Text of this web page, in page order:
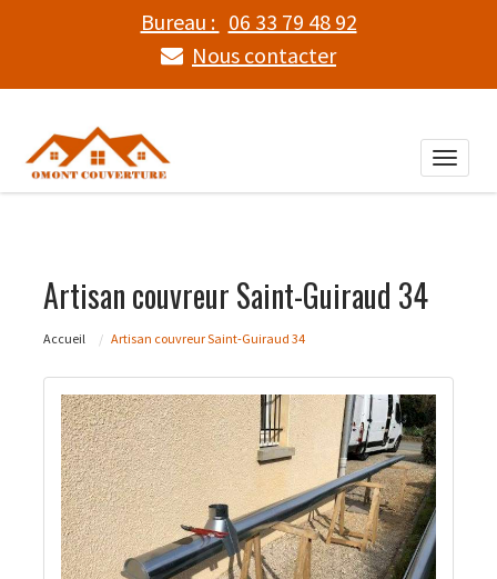
Bureau : 06 33 79 48 92
Nous contacter
Toggle
Artisan couvreur Saint-Guiraud 34
Accueil Artisan couvreur Saint-Guiraud 34